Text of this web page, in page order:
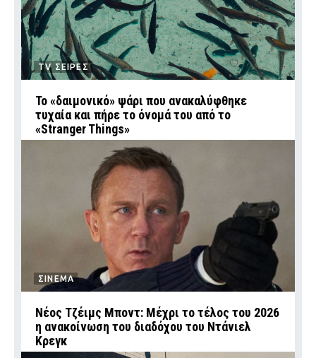
TV ΣΕΙΡΕΣ
Το «δαιμονικό» ψάρι που ανακαλύφθηκε
τυχαία και πήρε το όνομά του από το
«Stranger Things»
ΣΙΝΕΜΑ
Νέος Τζέιμς Μποντ: Μέχρι το τέλος του 2026
η ανακοίνωση του διαδόχου του Ντάνιελ
Κρεγκ